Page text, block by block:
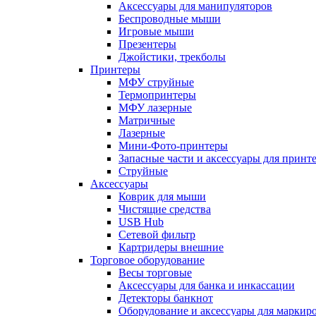
Аксессуары для манипуляторов
Беспроводные мыши
Игровые мыши
Презентеры
Джойстики, трекболы
Принтеры
МФУ струйные
Термопринтеры
МФУ лазерные
Матричные
Лазерные
Мини-Фото-принтеры
Запасные части и аксессуары для
Струйные
Аксессуары
Коврик для мыши
Чистящие средства
USB Hub
Сетевой фильтр
Картридеры внешние
Торговое оборудование
Весы торговые
Аксессуары для банка и инкассации
Детекторы банкнот
Оборудование и аксессуары для